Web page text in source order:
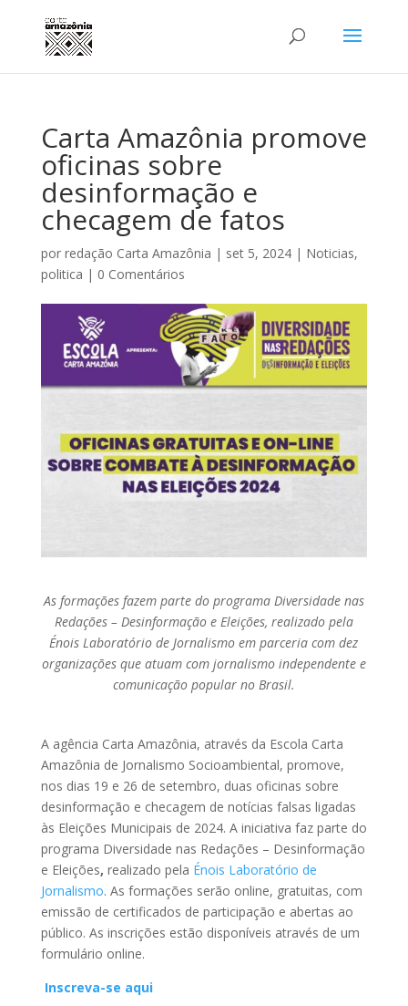
Carta Amazônia promove
oficinas sobre
desinformação e
checagem de fatos
por redação Carta Amazônia | set 5, 2024| Noticias,
politica | 0 Comentários
As formações fazem parte do programa Diversidade nas
Redações – Desinformação e Eleições, realizado pela
Énois Laboratório de Jornalismo em parceria com dez
organizações que atuam com jornalismo independente e
comunicação popular no Brasil.
A agência Carta Amazônia, através da Escola Carta
Amazônia de Jornalismo Socioambiental, promove,
nos dias 19 e 26 de setembro, duas oficinas sobre
desinformação e checagem de notícias falsas ligadas
às Eleições Municipais de 2024. A iniciativa faz parte do
programa Diversidade nas Redações – Desinformação
e Eleições, realizado pela Énois Laboratório de
Jornalismo. As formações serão online, gratuitas, com
emissão de certificados de participação e abertas ao
público. As inscrições estão disponíveis através de um
formulário online.
Inscreva-se aqui